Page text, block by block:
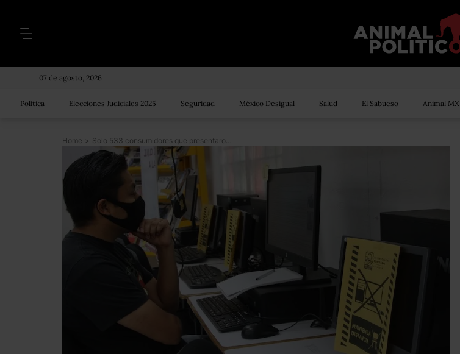
07 de agosto, 2026
Política Elecciones Judiciales 2025 Seguridad México Desigual Salud El Sabueso Animal MX
Home > Solo 533 consumidores que presentaron queja recibirán compensación por falla de internet de Izzi